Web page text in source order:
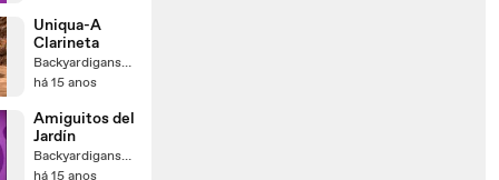
Uniqua-A
Clarineta
BackyardigansGS
há 15 anos
Amiguitos del
Jardín
BackyardigansGS